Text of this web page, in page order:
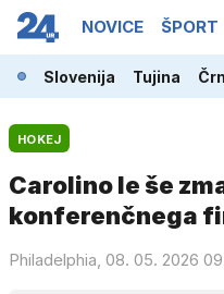
NOVICE ŠPORT
Slovenija Tujina
HOKEJ
Carolino le še
konferenčnega
Philadelphia, 08. 05. 2026